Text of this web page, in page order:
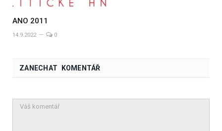
ANO 2011
14.9.2022 0
ZANECHAT KOMENTÁŘ